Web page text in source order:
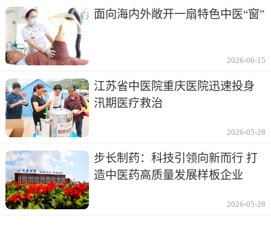
面向海内外敞开一扇特色中医“窗”
2026-06-15
江苏省中医院重庆医院迅速投身
汛期医疗救治
2026-05-28
步长制药：科技引领向新而行 打
造中医药高质量发展样板企业
2026-05-28